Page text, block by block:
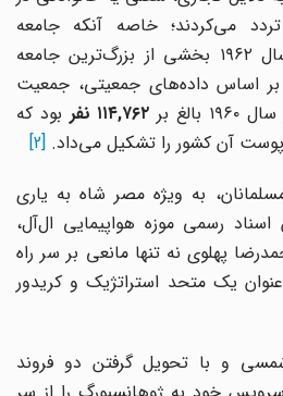
می‌کردند؛ خاصه آنکه جامعه
یهودیان ژوهانسبورگ در سال ۱۹۶۲ بخشی از بزرگ‌ترین جامعه
بر اساس داده‌های جمعیتی، جمعیت
بر
۱۱۴,۷۶۲ نفربود که
[2]
به ویژه مصر شاه به یاری
رسمی موزه هواپیمایی ال‌آل،
پهلوی نه تنها مانعی بر سر راه
یک متحد استراتژیک و کریدور
خردادماه ۱۳۴۱ شمسی و با تحویل گرفتن دو فروند